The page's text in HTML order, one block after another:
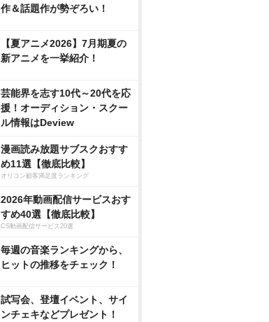
作＆話題作が勢ぞろい！
【夏アニメ2026】7月期夏の
新アニメを一挙紹介！
芸能界を志す10代～20代を応
援！オーディション・スクー
ル情報はDeview
漫画読み放題サブスクおすす
め11選【徹底比較】
オリコン顧客満足度ランキング
2026年動画配信サービスおす
すめ40選【徹底比較】
CS動画配信サービス20選
毎週の音楽ランキングから、
ヒットの推移をチェック！
試写会、登壇イベント、サイ
ンチェキなどプレゼント！